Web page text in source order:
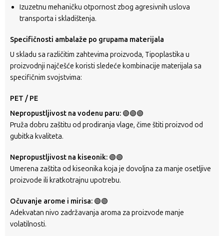
Izuzetnu mehaničku otpornost zbog agresivnih uslova
transporta i skladištenja.
Specifičnosti ambalaže po grupama materijala
U skladu sa različitim zahtevima proizvoda, Tipoplastika u
proizvodnji najčešće koristi sledeće kombinacije materijala sa
specifičnim svojstvima:
PET / PE
Nepropustljivost na vodenu paru:🟢🟢🟢
Pruža dobru zaštitu od prodiranja vlage, čime štiti proizvod od
gubitka kvaliteta.
Nepropustljivost na kiseonik:🟢🟢
Umerena zaštita od kiseonika koja je dovoljna za manje osetljive
proizvode ili kratkotrajnu upotrebu.
Očuvanje arome i mirisa:🟢🟢
Adekvatan nivo zadržavanja aroma za proizvode manje
volatilnosti.